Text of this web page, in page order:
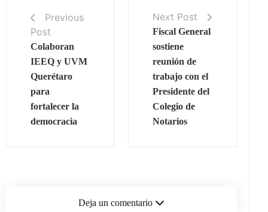
Previous
Post
Colaboran
IEEQ y UVM
Querétaro
para
fortalecer la
democracia
Next Post
Fiscal General
sostiene
reunión de
trabajo con el
Presidente del
Colegio de
Notarios
Deja un comentario